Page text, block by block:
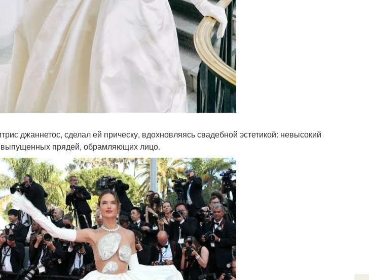
джаннетос, сделал ей прическу, вдохновляясь свадебной эстетикой: невысокий
выпущенных прядей, обрамляющих лицо.